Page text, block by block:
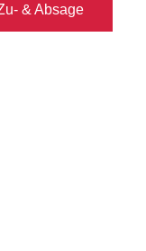
& Absage